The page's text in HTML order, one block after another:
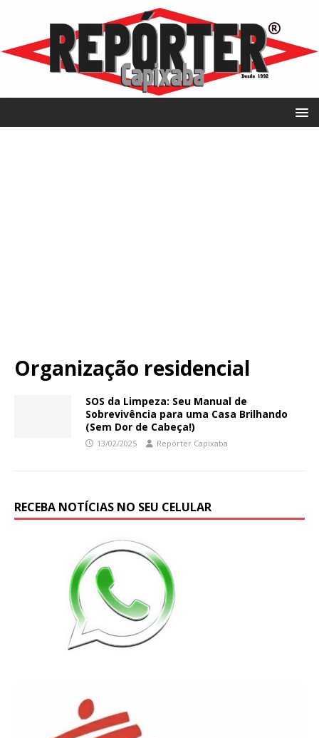
Organização residencial
SOS da Limpeza: Seu Manual de
Sobrevivência para uma Casa Brilhando
(Sem Dor de Cabeça!)
13/02/2025 Repórter Capixaba
RECEBA NOTÍCIAS NO SEU CELULAR